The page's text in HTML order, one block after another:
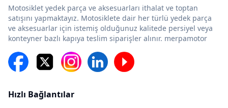
Motosiklet yedek parça ve aksesuarları ithalat ve toptan
satışını yapmaktayız. Motosiklete dair her türlü yedek parça
ve aksesuarlar için istemiş olduğunuz kalitede persiyel veya
konteyner bazlı kapıya teslim siparişler alınır. merpamotor
Hızlı Bağlantılar